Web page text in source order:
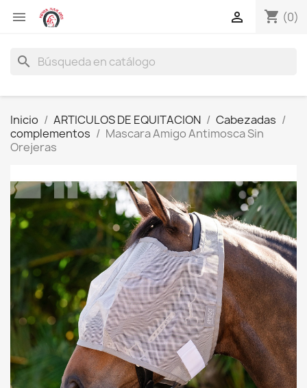
 shopping_cart (0)

search
Inicio ARTICULOS DE EQUITACION
Cabezadas
complementos
Mascara Amigo Antimosca Sin
Orejeras